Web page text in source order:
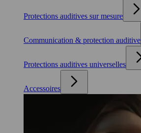
Protections auditives sur mesure
Communication & protection auditive
Protections auditives universelles
Accessoires